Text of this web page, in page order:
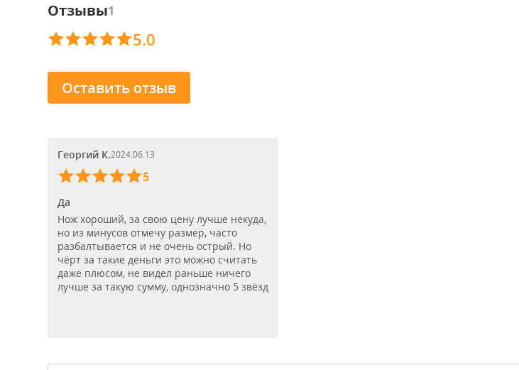
Отзывы1
5.0
Оставить отзыв
Георгий К.2024.06.13
5
Да
Нож хороший, за свою цену лучше некуда,
но из минусов отмечу размер, часто
разбалтывается и не очень острый. Но
чёрт за такие деньги это можно считать
даже плюсом, не видел раньше ничего
лучше за такую сумму, однозначно 5 звёзд